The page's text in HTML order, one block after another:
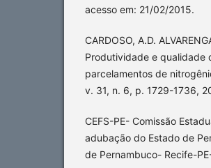
acesso em: 21/02/2015.
CARDOSO, A.D.
Produtividade e qualidade
parcelamentos de
v. 31, n. 6, p. 1729-1736,
CEFS-PE- Comissão
adubação do Estado de
de Pernambuco- Recife-